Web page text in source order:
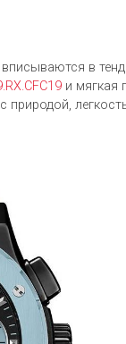
в
и мягкая
природой,